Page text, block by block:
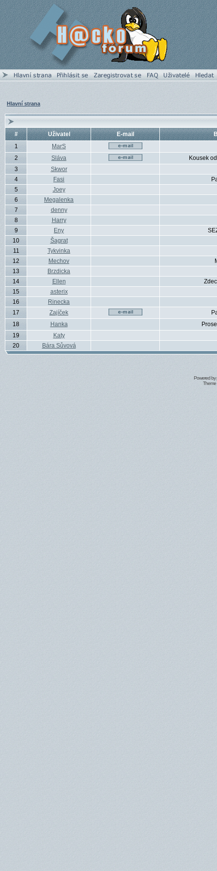
Hlavní strana
# Uživatel E-mail
1
MarS
2
Sláva
Kousek
3
Skwor
4
Fasi
5
Joey
6
Megalenka
7
denny
8
Harry
9
Eny
10
Šagrat
11
Tykvinka
12
Mechov
13
Brzdicka
14
Ellen
15
asterix
16
Rinecka
17
Zajíček
18
Hanka
19
Katy
20
Bára Sůvová
Powered by
Theme